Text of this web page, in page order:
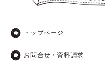
トップページ
お問合せ・資料請求